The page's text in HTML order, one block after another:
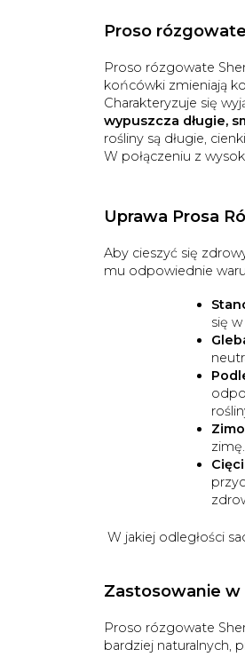
Proso
Proso rózgowate
końcówki zmieniają
Charakteryzuje się
wypuszcza długie,
rośliny są długie,
W połączeniu z
Uprawa Prosa
Aby cieszyć się
mu odpowiednie
się
W jakiej odległości
Zastosowanie
Proso rózgowate
bardziej naturalnych,